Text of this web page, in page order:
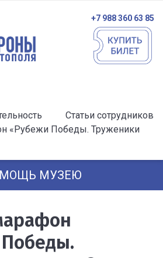
+7 988 360 63 85
Статьи сотрудников
«Рубежи Победы. Труженики
МУЗЕЮ